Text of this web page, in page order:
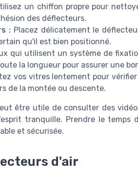
un chiffon propre pour
des déflecteurs.
: Placez délicatement le
qu'il est bien positionné.
qui utilisent un système de
la longueur pour assurer une
vos vitres lentement pour
de la montée ou descente.
être utile de consulter des
tranquille. Prendre le temps
et sécurisée.
d'air